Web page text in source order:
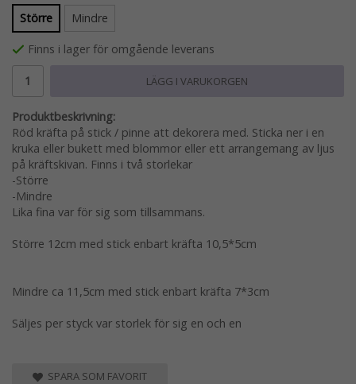
Större
Mindre
Finns i lager för omgående leverans
LÄGG I VARUKORGEN
Produktbeskrivning:
Röd kräfta på stick / pinne att dekorera med. Sticka ner i en
kruka eller bukett med blommor eller ett arrangemang av ljus
på kräftskivan. Finns i två storlekar
-Större
-Mindre
Lika fina var för sig som tillsammans.
Större 12cm med stick enbart kräfta 10,5*5cm
Mindre ca 11,5cm med stick enbart kräfta 7*3cm
Säljes per styck var storlek för sig en och en
SPARA SOM FAVORIT